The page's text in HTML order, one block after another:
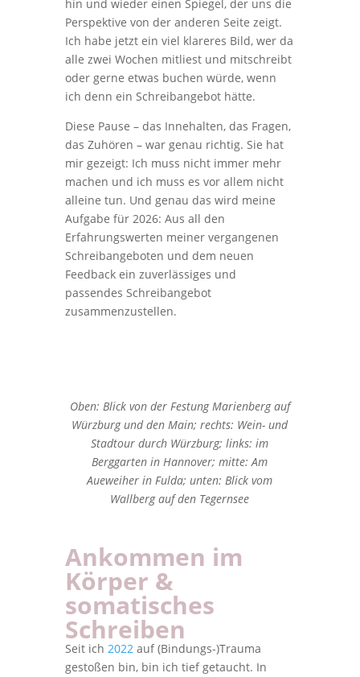
hin und wieder einen Spiegel, der uns die
Perspektive von der anderen Seite zeigt.
Ich habe jetzt ein viel klareres Bild, wer da
alle zwei Wochen mitliest und mitschreibt
oder gerne etwas buchen würde, wenn
ich denn ein Schreibangebot hätte.
Diese Pause – das Innehalten, das Fragen,
das Zuhören – war genau richtig. Sie hat
mir gezeigt: Ich muss nicht immer mehr
machen und ich muss es vor allem nicht
alleine tun. Und genau das wird meine
Aufgabe für 2026: Aus all den
Erfahrungswerten meiner vergangenen
Schreibangeboten und dem neuen
Feedback ein zuverlässiges und
passendes Schreibangebot
zusammenzustellen.
Oben: Blick von der Festung Marienberg auf
Würzburg und den Main; rechts: Wein- und
Stadtour durch Würzburg; links: im
Berggarten in Hannover; mitte: Am
Aueweiher in Fulda; unten: Blick vom
Wallberg auf den Tegernsee
Ankommen im
Körper &
somatisches
Schreiben
Seit ich 2022auf (Bindungs-)Trauma
gestoßen bin, bin ich tief getaucht. In